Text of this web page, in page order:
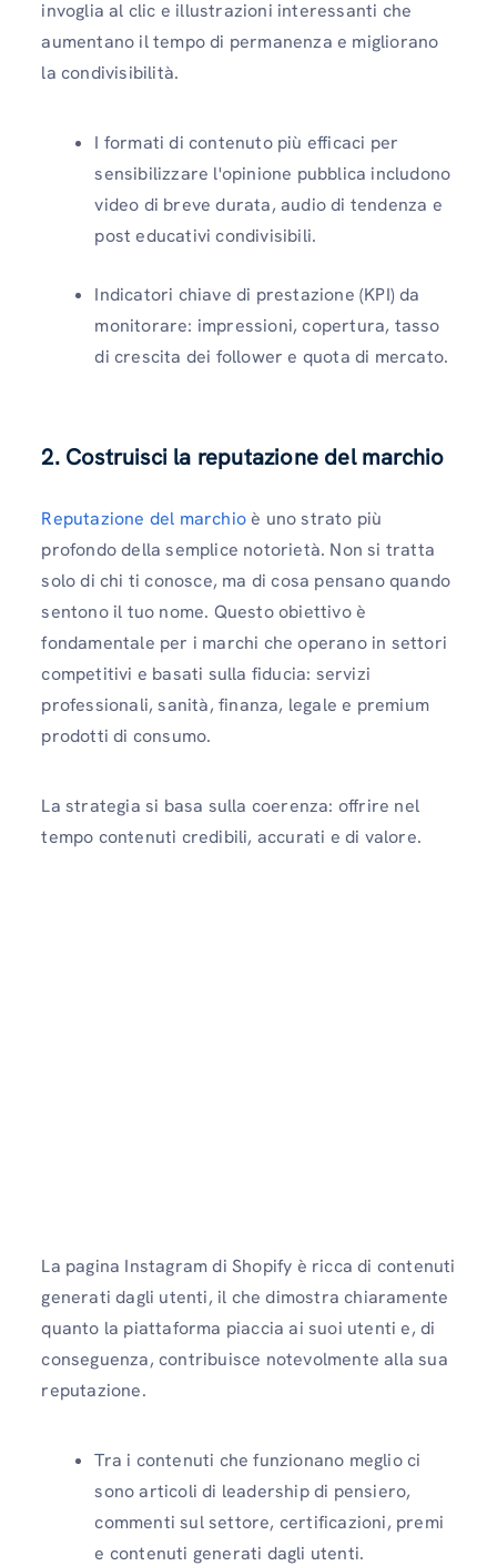
invoglia al clic e illustrazioni interessanti che
aumentano il tempo di permanenza e migliorano
la condivisibilità.
I formati di contenuto più efficaci per
sensibilizzare l'opinione pubblica includono
video di breve durata, audio di tendenza e
post educativi condivisibili.
Indicatori chiave di prestazione (KPI) da
monitorare: impressioni, copertura, tasso
di crescita dei follower e quota di mercato.
2. Costruisci la reputazione del marchio
Reputazione del marchioè uno strato più
profondo della semplice notorietà. Non si tratta
solo di chi ti conosce, ma di cosa pensano quando
sentono il tuo nome. Questo obiettivo è
fondamentale per i marchi che operano in settori
competitivi e basati sulla fiducia: servizi
professionali, sanità, finanza, legale e premium
prodotti di consumo.
La strategia si basa sulla coerenza: offrire nel
tempo contenuti credibili, accurati e di valore.
La pagina Instagram di Shopify è ricca di contenuti
generati dagli utenti, il che dimostra chiaramente
quanto la piattaforma piaccia ai suoi utenti e, di
conseguenza, contribuisce notevolmente alla sua
reputazione.
Tra i contenuti che funzionano meglio ci
sono articoli di leadership di pensiero,
commenti sul settore, certificazioni, premi
e contenuti generati dagli utenti.